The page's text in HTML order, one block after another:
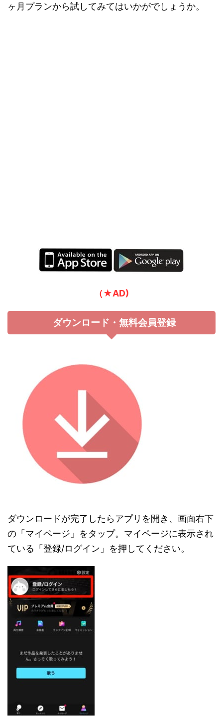
ヶ月プランから試してみてはいかがでしょうか。
（★AD)
ダウンロード・無料会員登録
ダウンロードが完了したらアプリを開き、画面右下
の「マイページ」をタップ。マイページに表示され
ている「登録/ログイン」を押してください。